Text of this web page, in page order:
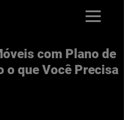
com Plano de
o que Você Precisa
NaN de 5 estrelas.